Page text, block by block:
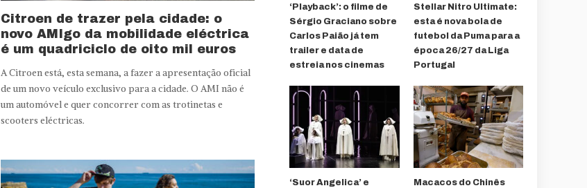
Citroen de trazer pela cidade: o
novo AMIgo da mobilidade eléctrica
é um quadriciclo de oito mil euros
A Citroen está, esta semana, a fazer a apresentação oficial
de um novo veículo exclusivo para a cidade. O AMI não é
um automóvel e quer concorrer com as trotinetas e
scooters eléctricas.
‘Playback’: o filme de
Sérgio Graciano sobre
Carlos Paião já tem
trailer e data de
estreia nos cinemas
Stellar Nitro Ultimate:
esta é nova bola de
futebol da Puma para a
época 26/27 da Liga
Portugal
‘Suor Angelica’ e
Macacos do Chinês